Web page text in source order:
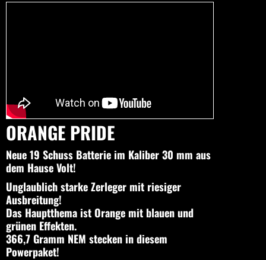
ORANGE PRIDE
Neue 19 Schuss Batterie im Kaliber 30 mm aus
dem Hause Volt!
Unglaublich starke Zerleger mit riesiger
Ausbreitung!
Das Hauptthema ist Orange mit blauen und
grünen Effekten.
366,7 Gramm NEM stecken in diesem
Powerpaket!